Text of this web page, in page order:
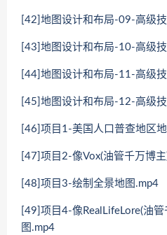
[42]地图设计和布局-09-高级
[43]地图设计和布局-10-高级
[44]地图设计和布局-11-高级
[45]地图设计和布局-12-高级
[46]项目1-美国人口普查地区
[47]项目2-像Vox(油管千万博
[48]项目3-绘制全景地图.mp4
[49]项目4-像RealLifeLore(油
图.mp4